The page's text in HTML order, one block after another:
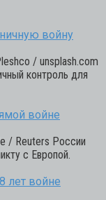
войну
/ unsplash.com
контроль для
войне
/ Reuters России
с Европой.
лет войне